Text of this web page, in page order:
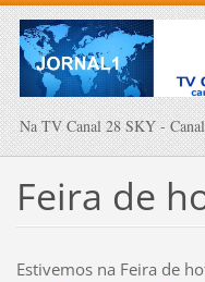
Na TV Canal 28 SKY -
Feira de
Estivemos na Feira de